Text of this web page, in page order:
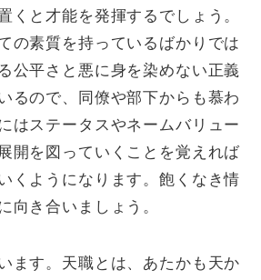
くと才能を発揮するでしょう。
の素質を持っているばかりでは
公平さと悪に身を染めない正義
るので、同僚や部下からも慕わ
はステータスやネームバリュー
開を図っていくことを覚えれば
くようになります。飽くなき情
向き合いましょう。
ます。天職とは、あたかも天か